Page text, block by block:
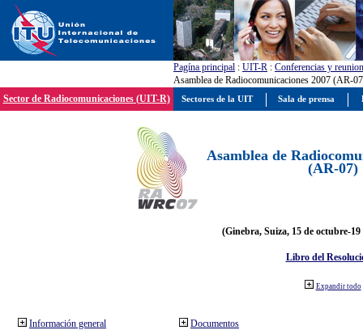
Pagína principal : UIT-R : Conferencias y
Asamblea de Radiocomunicaciones 2007 (AR-
Sector de Radiocomunicaciones (UIT-R)
Asamblea de
(AR-07)
(Ginebra, Suiza, 15 de octubre-19
Libro del
Expandir todo
Información general Documentos
Sectores de la UIT Sala de prensa